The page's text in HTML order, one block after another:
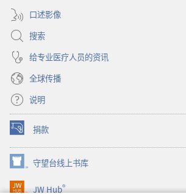
口述影像
搜索
给专业医疗人员的资讯
全球传播
说明
捐款
（打
开
新
窗
口）
守望台线上书库
（打
开
新
JW Hub®